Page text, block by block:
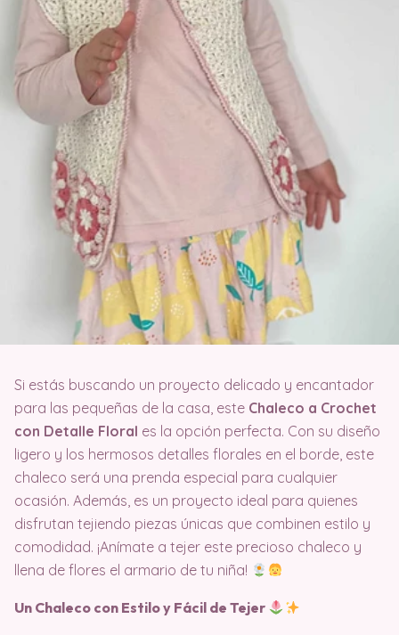
Si estás buscando un proyecto delicado y encantador
para las pequeñas de la casa, este Chaleco a Crochet
con Detalle Floral es la opción perfecta. Con su diseño
ligero y los hermosos detalles florales en el borde, este
chaleco será una prenda especial para cualquier
ocasión. Además, es un proyecto ideal para quienes
disfrutan tejiendo piezas únicas que combinen estilo y
comodidad. ¡Anímate a tejer este precioso chaleco y
llena de flores el armario de tu niña!
Un Chaleco con Estilo y Fácil de Tejer